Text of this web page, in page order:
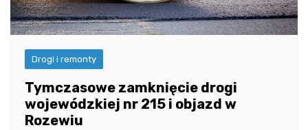
Drogi i remonty
Tymczasowe zamknięcie drogi
wojewódzkiej nr 215 i objazd w
Rozewiu